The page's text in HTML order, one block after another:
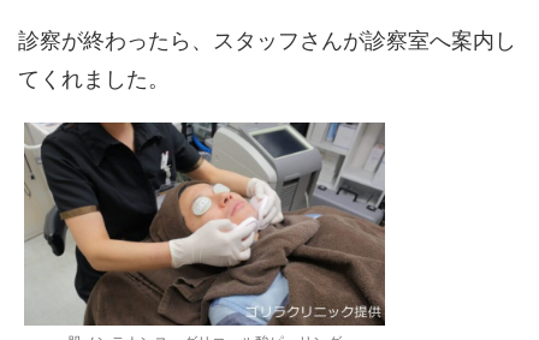
診察が終わったら、スタッフさんが診察室へ案内し
てくれました。